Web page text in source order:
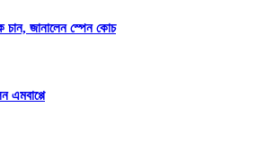
চান, জানালেন স্পেন কোচ
এমবাপ্পে